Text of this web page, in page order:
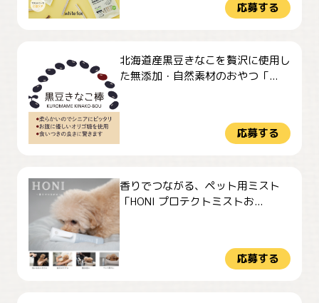
応募する
北海道産黒豆きなこを贅沢に使用し
た無添加・自然素材のおやつ「...
応募する
香りでつながる、ペット用ミスト
「HONI プロテクトミストお...
応募する